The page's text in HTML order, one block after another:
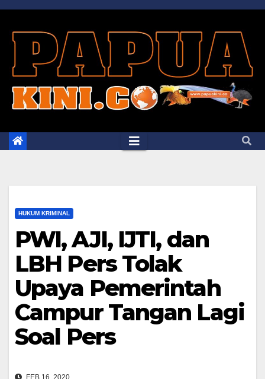
Skip
content
HUKUM KRIMINAL
PWI, AJI, IJTI, dan
LBH Pers Tolak
Upaya Pemerintah
Campur Tangan Lagi
Soal Pers
FEB 16, 2020